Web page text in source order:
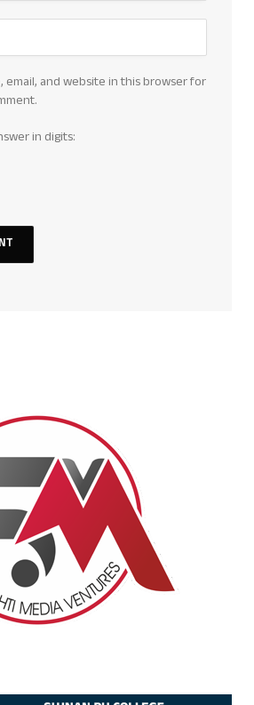
email, and website in this browser for
in digits: